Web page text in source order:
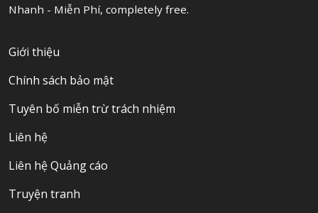
Nhanh - Miễn Phí, completely free.
Giới thiệu
Chính sách bảo mật
Tuyên bố miễn trừ trách nhiệm
Liên hệ
Liên hệ Quảng cáo
Truyện tranh